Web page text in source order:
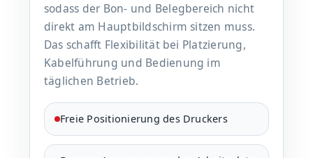
sodass der Bon- und Belegbereich nicht
direkt am Hauptbildschirm sitzen muss.
Das schafft Flexibilität bei Platzierung,
Kabelführung und Bedienung im
täglichen Betrieb.
Freie Positionierung des Druckers